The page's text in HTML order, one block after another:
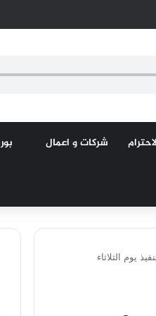
شركات و اعمال
يوم الثلاثاء